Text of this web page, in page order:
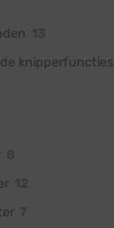
knipperfuncties